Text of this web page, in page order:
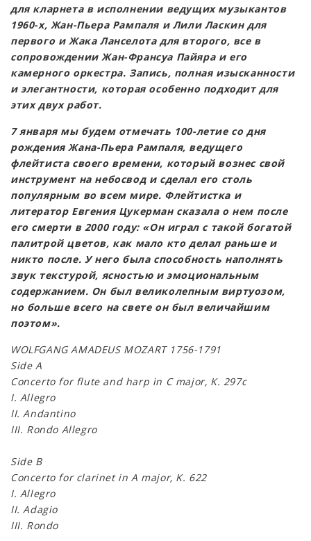
для кларнета в исполнении ведущих музыкантов
1960-х, Жан-Пьера Рампаля и Лили Ласкин для
первого и Жака Ланселота для второго, все в
сопровождении Жан-Франсуа Пайяра и его
камерного оркестра. Запись, полная изысканности
и элегантности, которая особенно подходит для
этих двух работ.
7 января мы будем отмечать 100-летие со дня
рождения Жана-Пьера Рампаля, ведущего
флейтиста своего времени, который вознес свой
инструмент на небосвод и сделал его столь
популярным во всем мире. Флейтистка и
литератор Евгения Цукерман сказала о нем после
его смерти в 2000 году: «Он играл с такой богатой
палитрой цветов, как мало кто делал раньше и
никто после. У него была способность наполнять
звук текстурой, ясностью и эмоциональным
содержанием. Он был великолепным виртуозом,
но больше всего на свете он был величайшим
поэтом».
WOLFGANG AMADEUS MOZART 1756-1791
Side A
Concerto for flute and harp in C major, K. 297c
I. Allegro
II. Andantino
III. Rondo Allegro
Side B
Concerto for clarinet in A major, K. 622
I. Allegro
II. Adagio
III. Rondo